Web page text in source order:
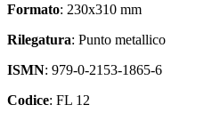
Formato: 230x310 mm
Rilegatura: Punto metallico
ISMN: 979-0-2153-1865-6
Codice: FL 12